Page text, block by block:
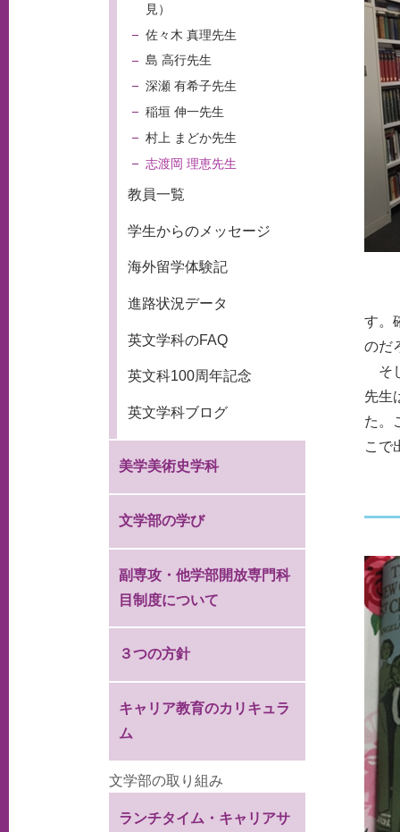
見）
佐々木 真理先生
島 高行先生
深瀬 有希子先生
稲垣 伸一先生
村上 まどか先生
志渡岡 理恵先生
教員一覧
学生からのメッセージ
海外留学体験記
進路状況データ
英文学科のFAQ
英文科100周年記念
英文学科ブログ
美学美術史学科
文学部の学び
副専攻・他学部開放専門科
目制度について
３つの方針
キャリア教育のカリキュラ
ム
文学部の取り組み
ランチタイム・キャリアサ
す。
のだ
そ
先生
た。
こで